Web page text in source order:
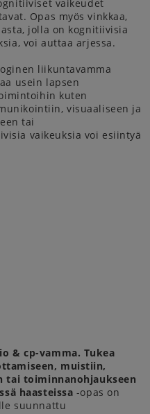
vaikeudet
Opas myös vinkkaa,
jolla on kognitiivisia
voi auttaa arjessa.
liikuntavamma
usein lapsen
kuten
visuaaliseen ja
tai
vaikeuksia voi esiintyä
& cp-vamma. Tukea
muistiin,
tai toiminnanohjaukseen
haasteissa -opas on
suunnattu